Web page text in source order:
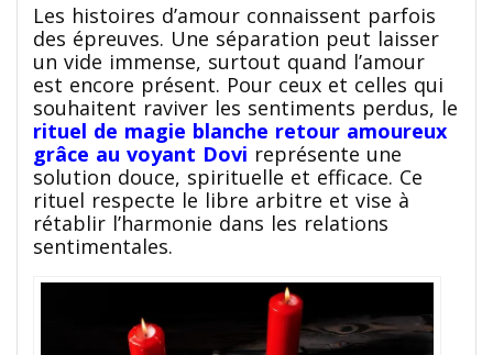
Les histoires d’amour connaissent parfois
des épreuves. Une séparation peut laisser
un vide immense, surtout quand l’amour
est encore présent. Pour ceux et celles qui
souhaitent raviver les sentiments perdus, le
rituel de magie blanche retour amoureux
grâce au voyant Dovi représente une
solution douce, spirituelle et efficace. Ce
rituel respecte le libre arbitre et vise à
rétablir l’harmonie dans les relations
sentimentales.